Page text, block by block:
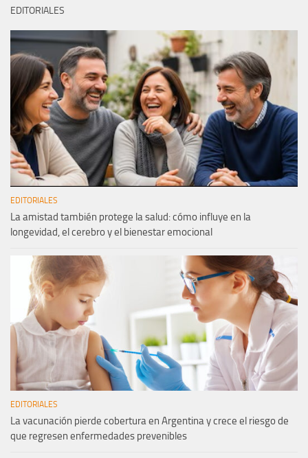
EDITORIALES
EDITORIALES
La amistad también protege la salud: cómo influye en la
longevidad, el cerebro y el bienestar emocional
EDITORIALES
La vacunación pierde cobertura en Argentina y crece el riesgo de
que regresen enfermedades prevenibles